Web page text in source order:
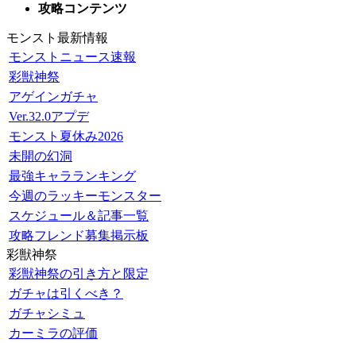
攻略コンテンツ
モンスト最新情報
モンストニュース速報
彩獣神祭
アゲインガチャ
Ver.32.0アプデ
モンスト夏休み2026
未開の幻洞
最強キャラランキング
今週のラッキーモンスター
スケジュール＆記事一覧
攻略フレンド募集掲示板
彩獣神祭
彩獣神祭の引き方と限定
ガチャは引くべき？
ガチャシミュ
カーミラの評価